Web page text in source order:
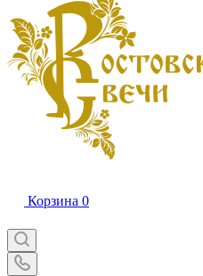
Корзина 0